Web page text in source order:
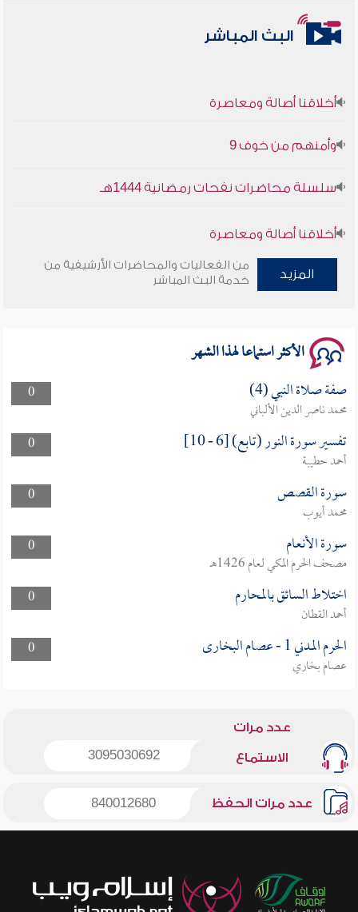
البث المباشر
أخلاقنا أصالة ومعاصرة
وأمنهم من خوف 9
سلسلة محاضرات نفحات رمضانية 1444هـ
أخلاقنا أصالة ومعاصرة
وأمنهم من خوف 9
المزيد
من الفعاليات والمحاضرات الأرشيفية من
خدمة البث المباشر
الأكثر استماعا لهذا الشهر
0 صفة صلاة النبي (4)
محمد ناصر الدين الألباني
0
تفسير سورة النور (تابع) [6 - 10]
أحمد حطيبة
0
سورة القصص
محمد أيوب
0
سورة الأنعام
مصحف الحرم المكي لعام 1426هـ
0
اختلاط السائق بالمحارم
أحمد القطان
0
الحرم المدني 1 - عصام البخارى
عصام بخاري
عدد مرات
الاستماع 3095030692
عدد مرات الحفظ 840012680